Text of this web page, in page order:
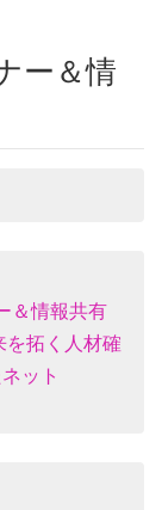
＆情報共有
を拓く人材確
ット